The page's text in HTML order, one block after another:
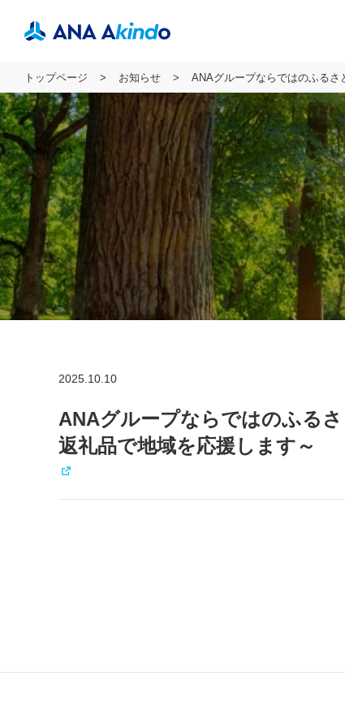
トップページ お知らせ ANAグループならではのふるさ
2025.10.10
ANAグループならではのふる
返礼品で地域を応援します～